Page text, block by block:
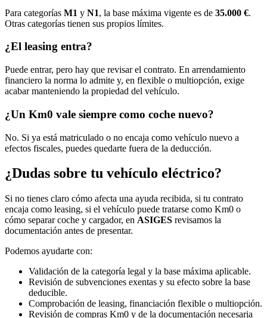
Para categorías M1 y N1, la base máxima vigente es de 35.000 €.
Otras categorías tienen sus propios límites.
¿El leasing entra?
Puede entrar, pero hay que revisar el contrato. En arrendamiento
financiero la norma lo admite y, en flexible o multiopción, exige
acabar manteniendo la propiedad del vehículo.
¿Un Km0 vale siempre como coche nuevo?
No. Si ya está matriculado o no encaja como vehículo nuevo a
efectos fiscales, puedes quedarte fuera de la deducción.
¿Dudas sobre tu vehículo eléctrico?
Si no tienes claro cómo afecta una ayuda recibida, si tu contrato
encaja como leasing, si el vehículo puede tratarse como Km0 o
cómo separar coche y cargador, en ASIGES revisamos la
documentación antes de presentar.
Podemos ayudarte con:
Validación de la categoría legal y la base máxima aplicable.
Revisión de subvenciones exentas y su efecto sobre la base
deducible.
Comprobación de leasing, financiación flexible o multiopción.
Revisión de compras Km0 y de la documentación necesaria